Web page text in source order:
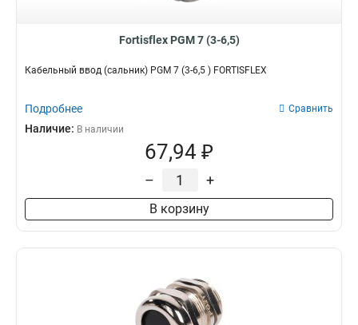
Fortisflex PGM 7 (3-6,5)
Кабельный ввод (сальник) PGM 7 (3-6,5 ) FORTISFLEX
Подробнее Сравнить
Наличие: В наличии
67,94 ₽
– +
В корзину